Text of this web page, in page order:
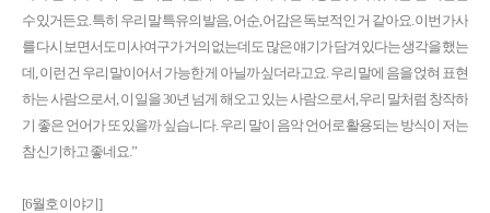
수 있거든요. 특히 우리 말 특유의 발음, 어순, 어감은 독보적인 거 같아요. 이번 가사
를 다시 보면서도 미사여구가 거의 없는데도 많은 얘기가 담겨 있다는 생각을 했는
데, 이런 건 우리 말이어서 가능한 게 아닐까 싶더라고요. 우리 말에 음을 얹혀 표현
하는 사람으로서, 이 일을 30년 넘게 해오고 있는 사람으로서, 우리 말처럼 창작하
기 좋은 언어가 또 있을까 싶습니다. 우리 말이 음악 언어로 활용되는 방식이 저는
참 신기하고 좋네요.”
[6월호 이야기]